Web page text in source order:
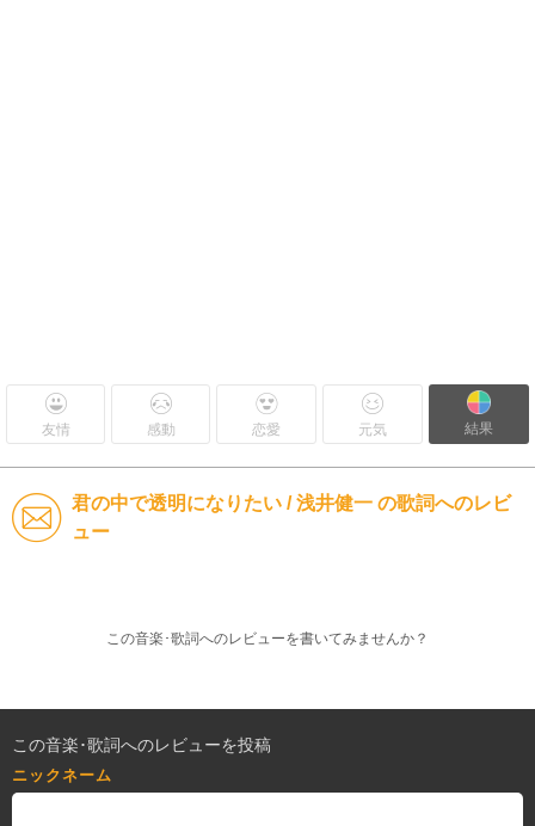
友情 感動 恋愛 元気 結果
君の中で透明になりたい / 浅井健一 の歌詞へのレビ
ュー
この音楽･歌詞へのレビューを書いてみませんか？
この音楽･歌詞へのレビューを投稿
ニックネーム